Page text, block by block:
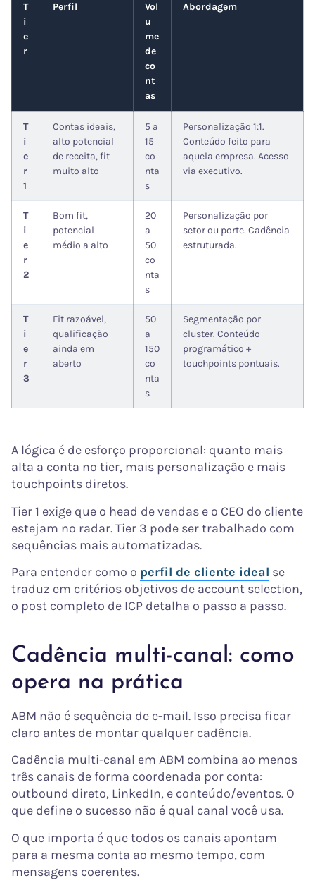
T
i
e
r
Perfil
Vol
u
me
de
co
nt
as
Abordagem
T
i
e
r
1
Contas ideais,
alto potencial
de receita, fit
muito alto
5 a
15
co
nta
s
Personalização 1:1.
Conteúdo feito para
aquela empresa. Acesso
via executivo.
T
i
e
r
2
Bom fit,
potencial
médio a alto
20
a
50
co
nta
s
Personalização por
setor ou porte. Cadência
estruturada.
T
i
e
r
3
Fit razoável,
qualificação
ainda em
aberto
50
a
150
co
nta
s
Segmentação por
cluster. Conteúdo
programático +
touchpoints pontuais.
A lógica é de esforço proporcional: quanto mais
alta a conta no tier, mais personalização e mais
touchpoints diretos.
Tier 1 exige que o head de vendas e o CEO do cliente
estejam no radar. Tier 3 pode ser trabalhado com
sequências mais automatizadas.
Para entender como o perfil de cliente ideal se
traduz em critérios objetivos de account selection,
o post completo de ICP detalha o passo a passo.
Cadência multi-canal: como
opera na prática
ABM não é sequência de e-mail. Isso precisa ficar
claro antes de montar qualquer cadência.
Cadência multi-canal em ABM combina ao menos
três canais de forma coordenada por conta:
outbound direto, LinkedIn, e conteúdo/eventos. O
que define o sucesso não é qual canal você usa.
O que importa é que todos os canais apontam
para a mesma conta ao mesmo tempo, com
mensagens coerentes.